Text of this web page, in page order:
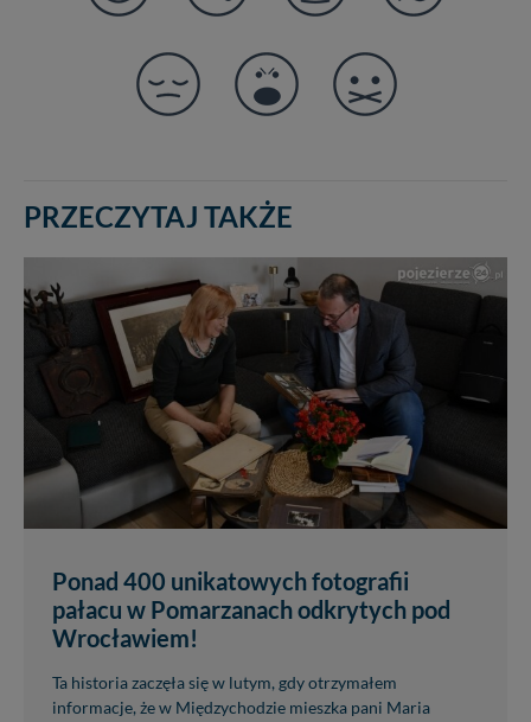
PRZECZYTAJ TAKŻE
Ponad 400 unikatowych fotografii
pałacu w Pomarzanach odkrytych pod
Wrocławiem!
Ta historia zaczęła się w lutym, gdy otrzymałem
informacje, że w Międzychodzie mieszka pani Maria